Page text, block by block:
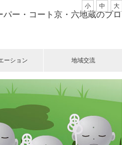
ー・コート京・六地蔵のブロ
ーション 地域交流
小 中 大